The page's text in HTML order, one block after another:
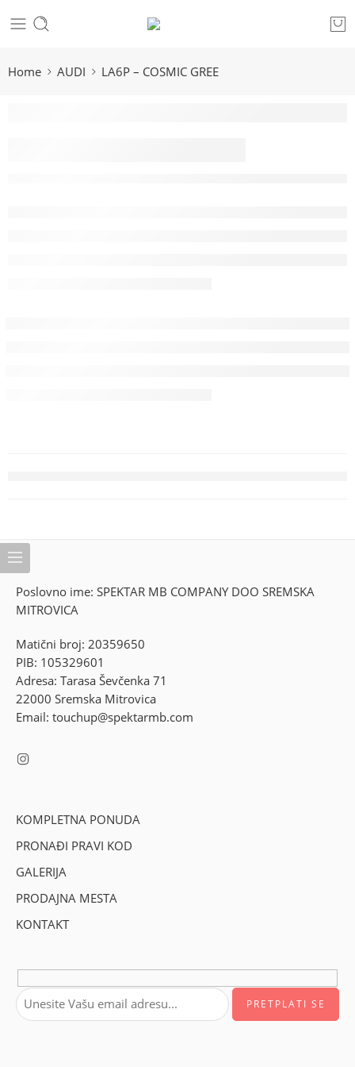
Home AUDI LA6P – COSMIC GREE
Poslovno ime: SPEKTAR MB COMPANY DOO SREMSKA
MITROVICA
Matični broj: 20359650
PIB: 105329601
Adresa: Tarasa Ševčenka 71
22000 Sremska Mitrovica
Email: touchup@spektarmb.com
KOMPLETNA PONUDA
PRONAĐI PRAVI KOD
GALERIJA
PRODAJNA MESTA
KONTAKT